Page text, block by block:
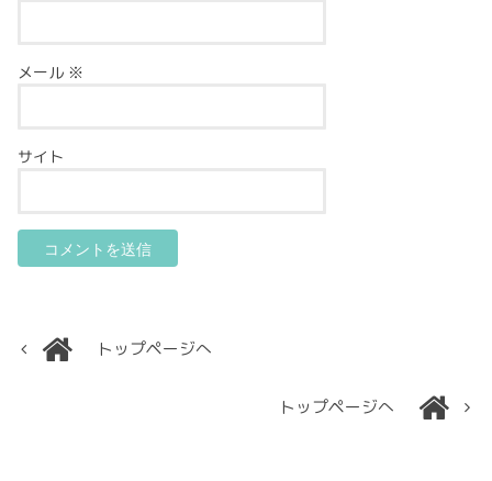
メール ※
サイト
トップページへ
トップページへ